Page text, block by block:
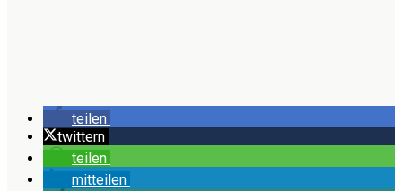
teilen
twittern
teilen
mitteilen